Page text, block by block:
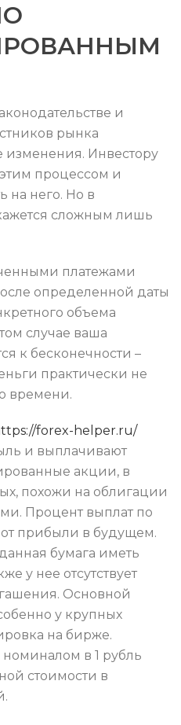
и
рынка
изменения. Инвестору
процессом и
на него. Но в
сложным лишь
платежами
определенной даты
объема
случае ваша
к бесконечности –
практически не
времени.
forex-helper.ru/
и выплачивают
акции, в
похожи на облигации
Процент выплат по
прибыли в будущем.
бумага иметь
у нее отсутствует
Основной
у крупных
на бирже.
в 1 рубль
стоимости в